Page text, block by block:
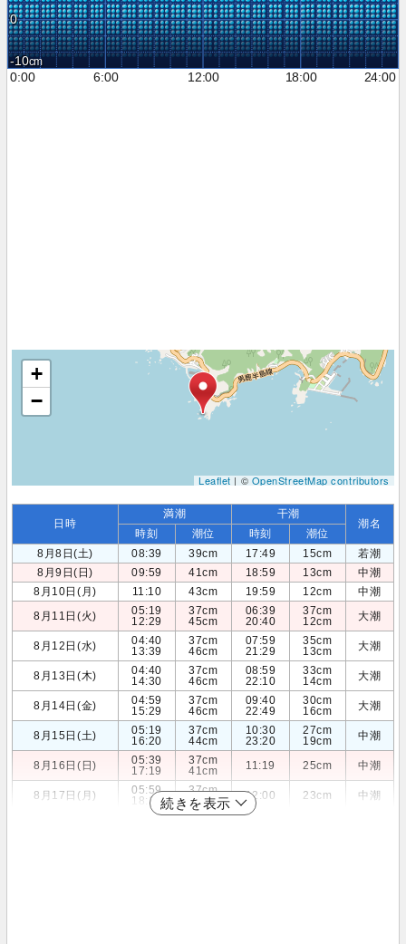
0
-10
0:00
6:00 12:00 18:00 24:00
+
−
Leaflet| ©OpenStreetMap contributors
日時
満潮 干潮
潮名
時刻 潮位 時刻
潮位
8月8日(土)
08:39 39cm 17:49 15cm
若潮
8月9日(日)
09:59 41cm 18:59 13cm
中潮
8月10日(月)
11:10 43cm 19:59 12cm
中潮
8月11日(火)
05:19
12:29
37cm
45cm
06:39
20:40
37cm
12cm
大潮
8月12日(水)
04:40
13:39
37cm
46cm
07:59
21:29
35cm
13cm
大潮
8月13日(木)
04:40
14:30
37cm
46cm
08:59
22:10
33cm
14cm
大潮
8月14日(金)
04:59
15:29
37cm
46cm
09:40
22:49
30cm
16cm
大潮
8月15日(土)
05:19
16:20
37cm
44cm
10:30
23:20
27cm
19cm
中潮
8月16日(日)
05:39
17:19
37cm
41cm
11:19 25cm 中潮
8月17日(月)
05:59
18:10
37cm
37cm
12:00 23cm 中潮
続きを表示